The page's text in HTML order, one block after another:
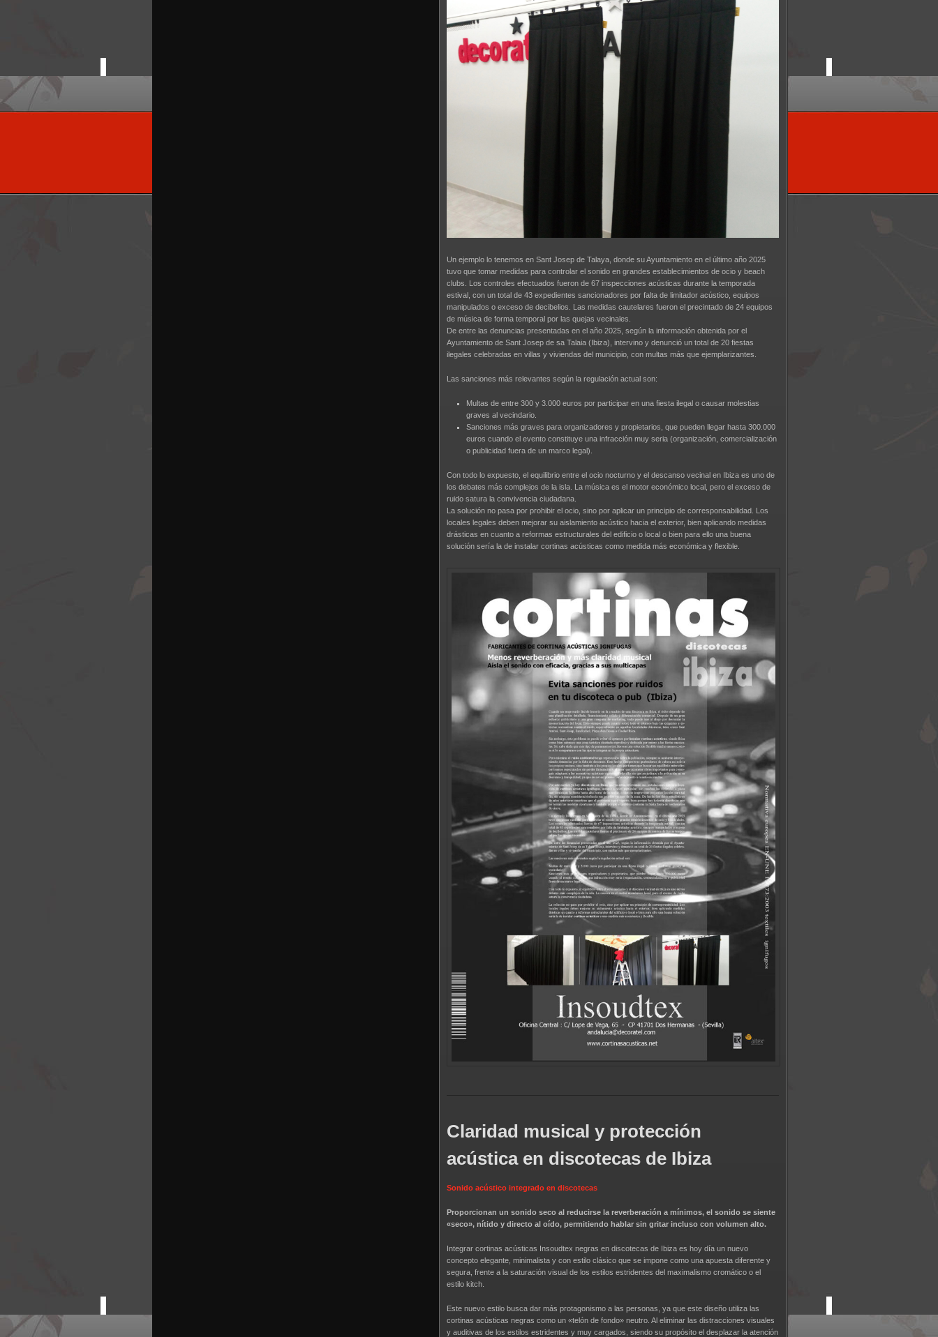
Un ejemplo lo tenemos en Sant Josep de Talaya, donde su Ayuntamiento en el último año 2025
tuvo que tomar medidas para controlar el sonido en grandes establecimientos de ocio y beach
clubs. Los controles efectuados fueron de 67 inspecciones acústicas durante la temporada
estival, con un total de 43 expedientes sancionadores por falta de limitador acústico, equipos
manipulados o exceso de decibelios. Las medidas cautelares fueron el precintado de 24 equipos
de música de forma temporal por las quejas vecinales.
De entre las denuncias presentadas en el año 2025, según la información obtenida por el
Ayuntamiento de Sant Josep de sa Talaia (Ibiza), intervino y denunció un total de 20 fiestas
ilegales celebradas en villas y viviendas del municipio, con multas más que ejemplarizantes.
Las sanciones más relevantes según la regulación actual son:
Multas de entre 300 y 3.000 euros por participar en una fiesta ilegal o causar molestias
graves al vecindario.
Sanciones más graves para organizadores y propietarios, que pueden llegar hasta 300.000
euros cuando el evento constituye una infracción muy seria (organización, comercialización
o publicidad fuera de un marco legal).
Con todo lo expuesto, el equilibrio entre el ocio nocturno y el descanso vecinal en Ibiza es uno de
los debates más complejos de la isla. La música es el motor económico local, pero el exceso de
ruido satura la convivencia ciudadana.
La solución no pasa por prohibir el ocio, sino por aplicar un principio de corresponsabilidad. Los
locales legales deben mejorar su aislamiento acústico hacia el exterior, bien aplicando medidas
drásticas en cuanto a reformas estructurales del edificio o local o bien para ello una buena
solución sería la de instalar cortinas acústicas como medida más económica y flexible.
Claridad musical y protección
acústica en discotecas de Ibiza
Sonido acústico integrado en discotecas
Proporcionan un sonido seco al reducirse la reverberación a mínimos, el sonido se siente
«seco», nítido y directo al oído, permitiendo hablar sin gritar incluso con volumen alto.
Integrar cortinas acústicas Insoudtex negras en discotecas de Ibiza es hoy día un nuevo
concepto elegante, minimalista y con estilo clásico que se impone como una apuesta diferente y
segura, frente a la saturación visual de los estilos estridentes del maximalismo cromático o el
estilo kitch.
Este nuevo estilo busca dar más protagonismo a las personas, ya que este diseño utiliza las
cortinas acústicas negras como un «telón de fondo» neutro. Al eliminar las distracciones visuales
y auditivas de los estilos estridentes y muy cargados, siendo su propósito el desplazar la atención